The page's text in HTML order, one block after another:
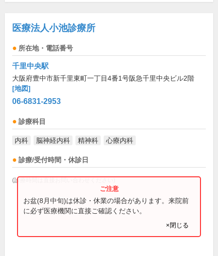
医療法人小池診療所
所在地・電話番号
千里中央駅
大阪府豊中市新千里東町一丁目4番1号阪急千里中央ビル2階
[地図]
06-6831-2953
診療科目
内科 脳神経内科 精神科 心療内科
診療/受付時間・休診日
(診療時間は直接お問い合わせください)
お盆(8月中旬)は休診・休業の場合があります。来院前
に必ず医療機関に直接ご確認ください。
×閉じる